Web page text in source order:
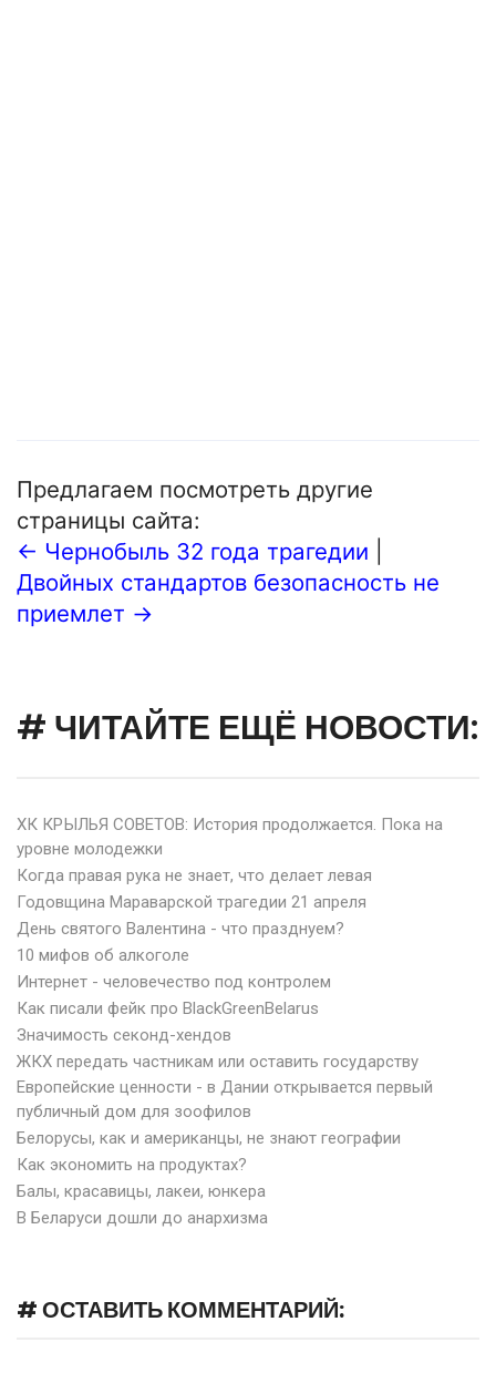
Предлагаем посмотреть другие
страницы сайта:
← Чернобыль 32 года трагедии
Двойных стандартов безопасность не
приемлет →
# ЧИТАЙТЕ ЕЩЁ НОВОСТИ:
ХК КРЫЛЬЯ СОВЕТОВ: История продолжается. Пока на
уровне молодежки
Когда правая рука не знает, что делает левая
Годовщина Мараварской трагедии 21 апреля
День святого Валентина - что празднуем?
10 мифов об алкоголе
Интернет - человечество под контролем
Как писали фейк про BlackGreenBelarus
Значимость секонд-хендов
ЖКХ передать частникам или оставить государству
Европейские ценности - в Дании открывается первый
публичный дом для зоофилов
Белорусы, как и американцы, не знают географии
Как экономить на продуктах?
Балы, красавицы, лакеи, юнкера
В Беларуси дошли до анархизма
# ОСТАВИТЬ КОММЕНТАРИЙ: